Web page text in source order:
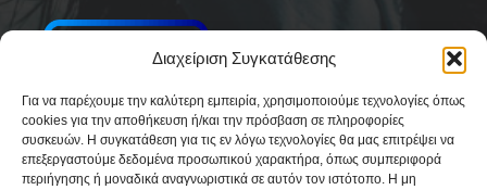
Διαχείριση Συγκατάθεσης
Για να παρέχουμε την καλύτερη εμπειρία, χρησιμοποιούμε τεχνολογίες όπως
cookies για την αποθήκευση ή/και την πρόσβαση σε πληροφορίες
συσκευών. Η συγκατάθεση για τις εν λόγω τεχνολογίες θα μας επιτρέψει να
επεξεργαστούμε δεδομένα προσωπικού χαρακτήρα, όπως συμπεριφορά
περιήγησης ή μοναδικά αναγνωριστικά σε αυτόν τον ιστότοπο. Η μη